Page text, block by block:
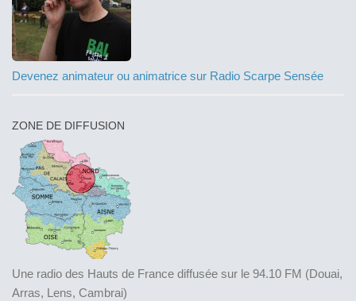
Devenez animateur ou animatrice sur Radio Scarpe Sensée
ZONE DE DIFFUSION
Une radio des Hauts de France diffusée sur le 94.10 FM (Douai,
Arras, Lens, Cambrai)